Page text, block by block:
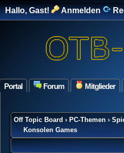
Hallo, Gast! Anmelden
Portal Forum Mitglieder
Off Topic Board › PC-Themen ›
Konsolen Games